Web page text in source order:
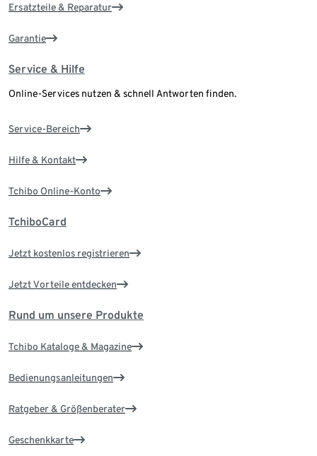
Ersatzteile & Reparatur
Garantie
Service & Hilfe
Online-Services nutzen & schnell Antworten finden.
Service-Bereich
Hilfe & Kontakt
Tchibo Online-Konto
TchiboCard
Jetzt kostenlos registrieren
Jetzt Vorteile entdecken
Rund um unsere Produkte
Tchibo Kataloge & Magazine
Bedienungsanleitungen
Ratgeber & Größenberater
Geschenkkarte